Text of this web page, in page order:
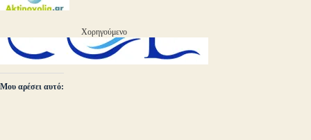
Χορηγούμενο
Μου αρέσει αυτό: